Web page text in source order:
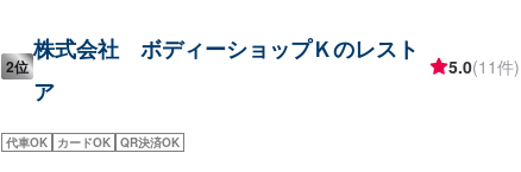
2位
株式会社 ボディーショップＫのレスト
ア
5.0(11件)
代車OK カードOK QR決済OK